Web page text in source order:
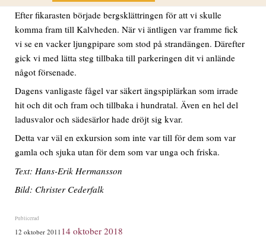
Efter fikarasten började bergsklättringen för att vi skulle
komma fram till Kalvheden. När vi äntligen var framme fick
vi se en vacker ljungpipare som stod på strandängen. Därefter
gick vi med lätta steg tillbaka till parkeringen dit vi anlände
något försenade.
Dagens vanligaste fågel var säkert ängspiplärkan som irrade
hit och dit och fram och tillbaka i hundratal. Även en hel del
ladusvalor och sädesärlor hade dröjt sig kvar.
Detta var väl en exkursion som inte var till för dem som var
gamla och sjuka utan för dem som var unga och friska.
Text: Hans-Erik Hermansson
Bild: Christer Cederfalk
Publicerat
12 oktober 2011 14 oktober 2018